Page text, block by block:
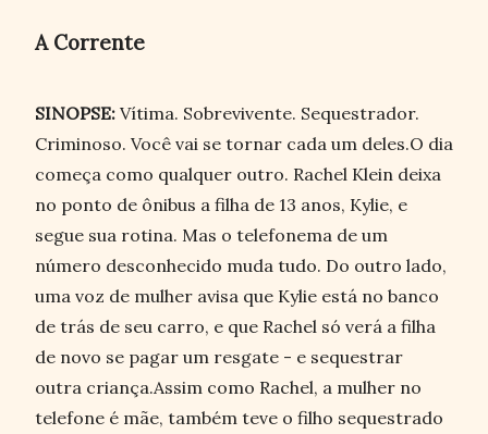
A Corrente
SINOPSE: Vítima. Sobrevivente. Sequestrador.
Criminoso. Você vai se tornar cada um deles.O dia
começa como qualquer outro. Rachel Klein deixa
no ponto de ônibus a filha de 13 anos, Kylie, e
segue sua rotina. Mas o telefonema de um
número desconhecido muda tudo. Do outro lado,
uma voz de mulher avisa que Kylie está no banco
de trás de seu carro, e que Rachel só verá a filha
de novo se pagar um resgate - e sequestrar
outra criança.Assim como Rachel, a mulher no
telefone é mãe, também teve o filho sequestrado